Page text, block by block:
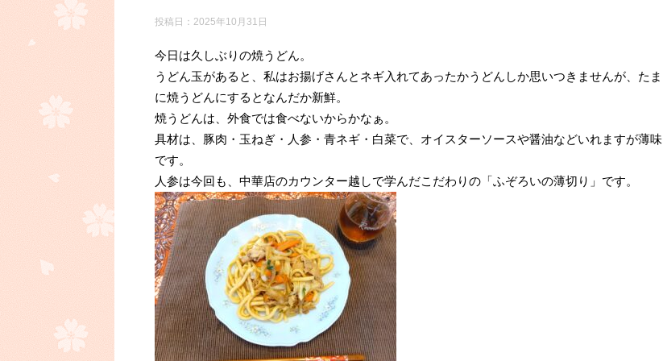
投稿日： 2025年10月31日
今日は久しぶりの焼うどん。
うどん玉があると、私はお揚げさんとネギ入れてあったかうどんしか思いつきませんが、たま
に焼うどんにするとなんだか新鮮。
焼うどんは、外食では食べないからかなぁ。
具材は、豚肉・玉ねぎ・人参・青ネギ・白菜で、オイスターソースや醤油などいれますが薄味
です。
人参は今回も、中華店のカウンター越しで学んだこだわりの「ふぞろいの薄切り」です。